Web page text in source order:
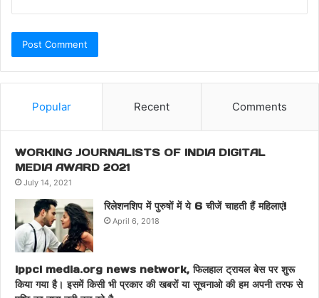
Popular Recent Comments
WORKING JOURNALISTS OF INDIA DIGITAL
MEDIA AWARD 2021
July 14, 2021
रिलेशनशिप में पुरुषों में ये 6 चीजें चाहती हैं महिलाएं!
April 6, 2018
ippci media.org news network, फिलहाल ट्रायल बेस पर शुरू
किया गया है। इसमें किसी भी प्रकार की खबरों या सूचनाओ की हम अपनी तरफ से